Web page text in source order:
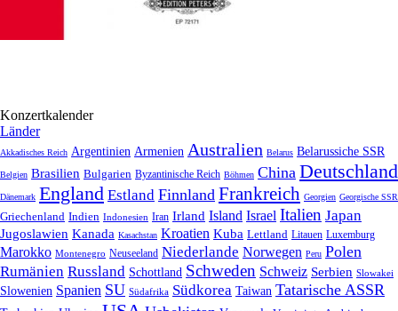
Konzertkalender
Länder
Akkadisches Reich Argentinien Armenien Australien Belarus Belarussiche SSR
Belgien Brasilien Bulgarien Byzantinische Reich Böhmen China Deutschland
Dänemark England Estland Finnland Frankreich Georgien Georgische SSR
Griechenland Indien Indonesien Iran Irland Island Israel Italien Japan
Jugoslawien Kanada Kasachstan Kroatien Kuba Lettland Litauen Luxemburg
Marokko Montenegro Neuseeland Niederlande Norwegen Peru Polen
Rumänien Russland Schottland Schweden Schweiz Serbien Slowakei
Slowenien Spanien SU Südafrika Südkorea Taiwan Tatarische ASSR